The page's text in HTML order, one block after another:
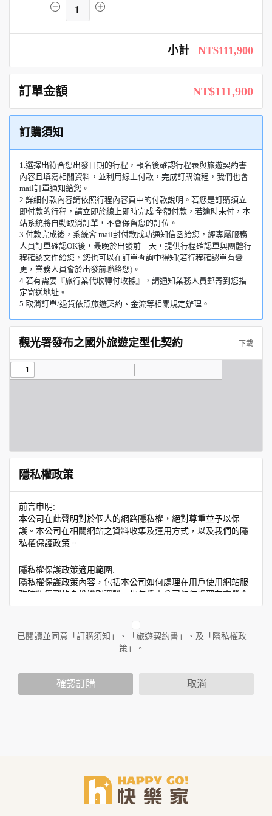
1
小計 NT$111,900
訂單金額 NT$111,900
訂購須知
1.選擇出符合您出發日期的行程，報名後確認行程表與旅遊契約書
內容且填寫相關資料，並利用線上付款，完成訂購流程，我們也會
mail訂單通知給您。
2.詳細付款內容請依照行程內容頁中的付款說明。若您是訂購須立
即付款的行程，請立即於線上即時完成 全額付款，若逾時未付，本
站系統將自動取消訂單，不會保留您的訂位。
3.付款完成後，系統會 mail封付款成功通知信函給您，經專屬服務
人員訂單確認OK後，最晚於出發前三天，提供行程確認單與團體行
程確認文件給您，您也可以在訂單查詢中得知(若行程確認單有變
更，業務人員會於出發前聯絡您)。
4.若有需要『旅行業代收轉付收據』，請通知業務人員郵寄到您指
定寄送地址。
5.取消訂單/退貨依照旅遊契約、金流等相關規定辦理。
觀光署發布之國外旅遊定型化契約 下載
隱私權政策
前言申明:
本公司在此聲明對於個人的網路隱私權，絕對尊重並予以保
護。本公司在相關網站之資料收集及運用方式，以及我們的隱
私權保護政策。
隱私權保護政策適用範圍:
隱私權保護政策內容，包括本公司如何處理在用戶使用網站服
務時收集到的身份識別資料，也包括本公司如何處理在商業合
作與本公司合作時分享的任何身份識別資料。隱私權保護政策
人員。例如您透過本公司旗下網站上的廣告廠商連結，這些置
放連結的廠商也可能蒐集您個人的資料。對於您主動提供的個
人資訊，這些廣告廠商或連結網站有其個別的隱私權保護政
您個人在本網站上的聊天室或討論區中任意公開個人資料的行
您所提供的姓名、電子郵件地址、聯絡方式及使用時間等。
於一般瀏覽時，伺服器會自行記錄相關行徑，包括您使用連線
設備的 IP 位址、使用時間、使用的瀏覽器、瀏覽及點選資料記
已閱讀並同意「訂購須知」、「旅遊契約書」、及「隱私權政
策」。
確認訂購 取消